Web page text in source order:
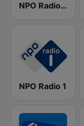
NPO Radio 2
NPO Radio 1